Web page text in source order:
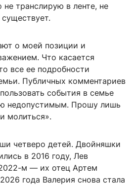
не транслирую в ленте, не
существует.
о моей позиции и
Что касается
все ее подробности
Публичных комментариев
события в семье
недопустимым. Прошу лишь
молиться».
четверо детей. Двойняшки
в 2016 году, Лев
м — их отец Артем
года Валерия снова стала